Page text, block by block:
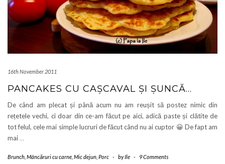
16th November 2011
PANCAKES CU CAȘCAVAL ȘI ȘUNCĂ…
De când am plecat și până acum nu am reușit să postez nimic din
rețetele vechi, ci doar din ce-am făcut pe aici, adică paste și clătite de
tot felul, cele mai simple lucruri de făcut când nu ai cuptor 😀 De fapt am
mai …
Brunch Mâncăruri cu carne Mic dejun Porc - byIle - 9 Comments